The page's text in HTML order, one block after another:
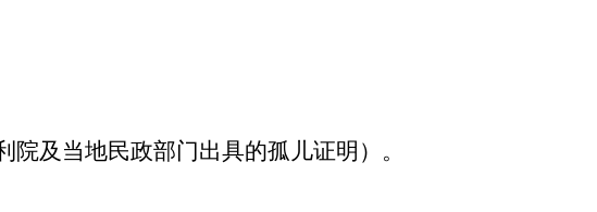
及当地民政部门出具的孤儿证明）。